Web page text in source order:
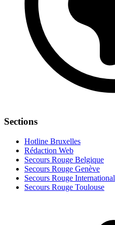
Sections
Hotline Bruxelles
Rédaction Web
Secours Rouge Belgique
Secours Rouge Genève
Secours Rouge International
Secours Rouge Toulouse